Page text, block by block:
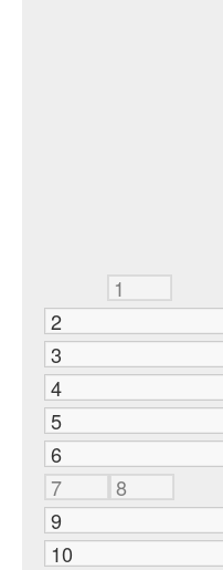
1
2
3
4
5
6
7
8
9
10